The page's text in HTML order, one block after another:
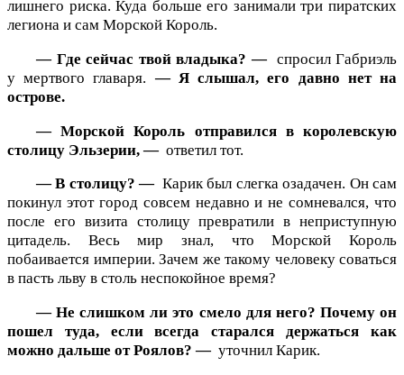
лишнего риска. Куда больше его занимали три пиратских
легиона и сам Морской Король.
— Где сейчас твой владыка? — спросил Габриэль
у мертвого главаря.— Я слышал, его давно нет на
острове.
— Морской Король отправился в королевскую
столицу Эльзерии, — ответил тот.
— В столицу? — Карик был слегка озадачен. Он сам
покинул этот город совсем недавно и не сомневался, что
после его визита столицу превратили в неприступную
цитадель. Весь мир знал, что Морской Король
побаивается империи. Зачем же такому человеку соваться
в пасть льву в столь неспокойное время?
— Не слишком ли это смело для него? Почему он
пошел туда, если всегда старался держаться как
можно дальше от Роялов? — уточнил Карик.